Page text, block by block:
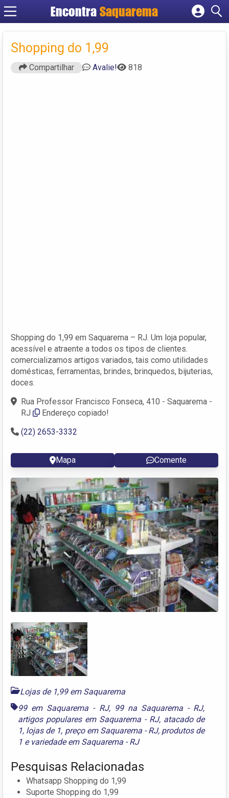
Encontra Saquarema
Cadastrar empresa
Criar conta
Shopping do 1,99
Compartilhar Avalie! 818
Shopping do 1,99 em Saquarema – RJ. Um loja popular,
acessível e atraente a todos os tipos de clientes.
comercializamos artigos variados, tais como utilidades
domésticas, ferramentas, brindes, brinquedos, bijuterias,
doces.
Rua Professor Francisco Fonseca, 410 - Saquarema -
RJ
Endereço copiado!
(22) 2653-3332
Mapa Comente
Lojas de 1,99 em Saquarema
99 em Saquarema - RJ, 99 na Saquarema - RJ,
artigos populares em Saquarema - RJ, atacado de
1, lojas de 1, preço em Saquarema - RJ, produtos de
1 e variedade em Saquarema - RJ
Pesquisas Relacionadas
Whatsapp Shopping do 1,99
Suporte Shopping do 1,99